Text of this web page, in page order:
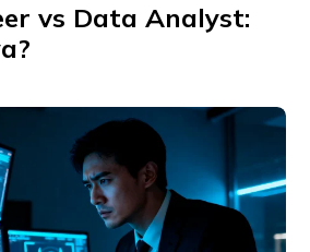
vs Data Analyst: